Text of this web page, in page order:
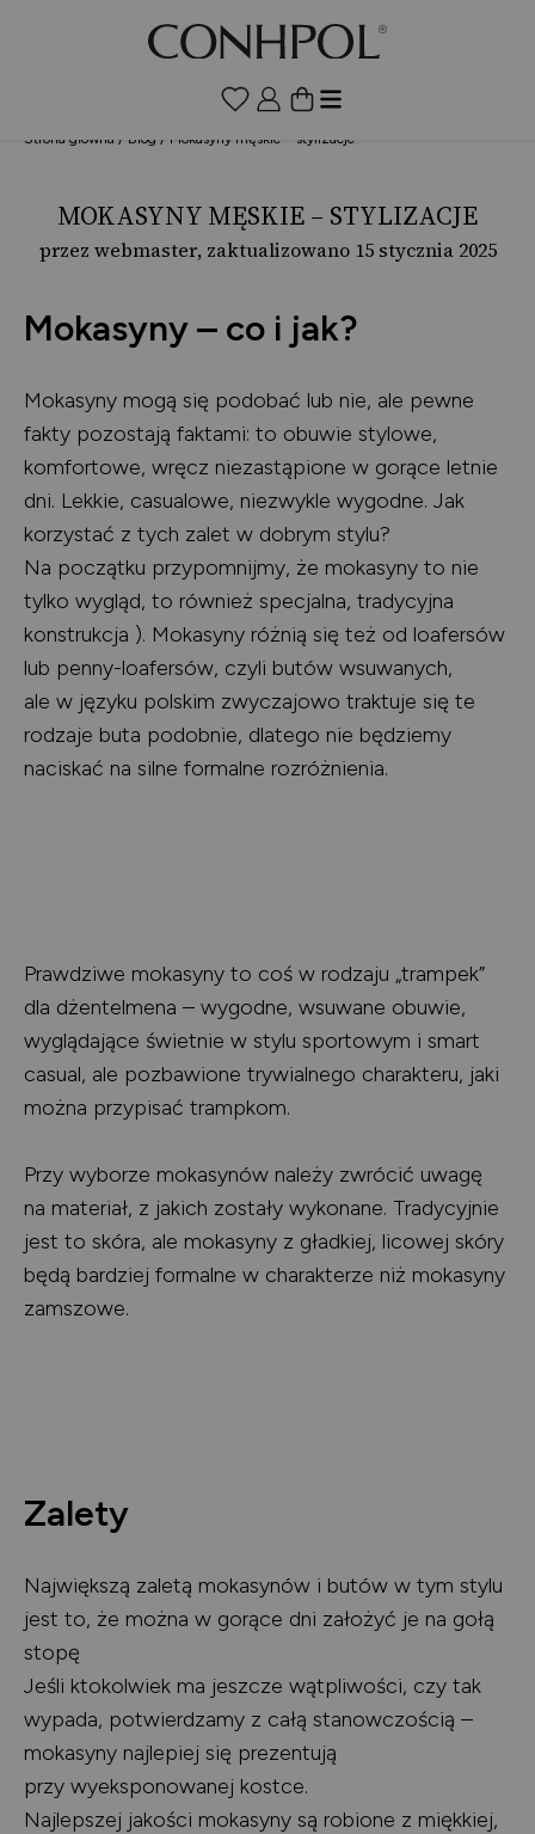
Strona główna / Blog / Mokasyny męskie – stylizacje
MOKASYNY MĘSKIE – STYLIZACJE
przez webmaster, zaktualizowano 15 stycznia 2025
Mokasyny – co i jak?
Mokasyny mogą się podobać lub nie, ale pewne
fakty pozostają faktami: to obuwie stylowe,
komfortowe, wręcz niezastąpione w gorące letnie
dni. Lekkie, casualowe, niezwykle wygodne. Jak
korzystać z tych zalet w dobrym stylu?
Na początku przypomnijmy, że mokasyny to nie
tylko wygląd, to również specjalna, tradycyjna
konstrukcja ). Mokasyny różnią się też od loafersów
lub penny-loafersów, czyli butów wsuwanych,
ale w języku polskim zwyczajowo traktuje się te
rodzaje buta podobnie, dlatego nie będziemy
naciskać na silne formalne rozróżnienia.
Prawdziwe mokasyny to coś w rodzaju „trampek”
dla dżentelmena – wygodne, wsuwane obuwie,
wyglądające świetnie w stylu sportowym i smart
casual, ale pozbawione trywialnego charakteru, jaki
można przypisać trampkom.
Przy wyborze mokasynów należy zwrócić uwagę
na materiał, z jakich zostały wykonane. Tradycyjnie
jest to skóra, ale mokasyny z gładkiej, licowej skóry
będą bardziej formalne w charakterze niż mokasyny
zamszowe.
Zalety
Największą zaletą mokasynów i butów w tym stylu
jest to, że można w gorące dni założyć je na gołą
stopę
Jeśli ktokolwiek ma jeszcze wątpliwości, czy tak
wypada, potwierdzamy z całą stanowczością –
mokasyny najlepiej się prezentują
przy wyeksponowanej kostce.
Najlepszej jakości mokasyny są robione z miękkiej,